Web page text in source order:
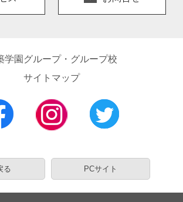
学園グループ・グループ校
サイトマップ
る PCサイト